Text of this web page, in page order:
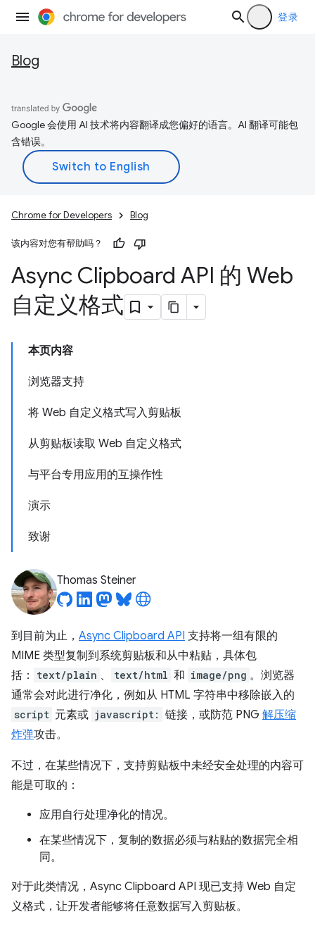
登录
Blog
Google 会使用 AI 技术将内容翻译成您偏好的语言。AI 翻译可能包
含错误。
Chrome for Developers Blog
该内容对您有帮助吗？
Async Clipboard API 的 Web
自定义格式
本页内容
浏览器支持
将 Web 自定义格式写入剪贴板
从剪贴板读取 Web 自定义格式
与平台专用应用的互操作性
演示
致谢
Thomas Steiner
到目前为止， Async Clipboard API 支持将一组有限的
MIME 类型复制到系统剪贴板和从中粘贴，具体包
括：
text/plain 、 text/html 和 image/png 。浏览器
通常会对此进行净化，例如从 HTML 字符串中移除嵌入的
script 元素或 javascript: 链接，或防范 PNG 解压缩
炸弹攻击。
不过，在某些情况下，支持剪贴板中未经安全处理的内容可
能是可取的：
应用自行处理净化的情况。
在某些情况下，复制的数据必须与粘贴的数据完全相
同。
对于此类情况，Async Clipboard API 现已支持 Web 自定
义格式，让开发者能够将任意数据写入剪贴板。